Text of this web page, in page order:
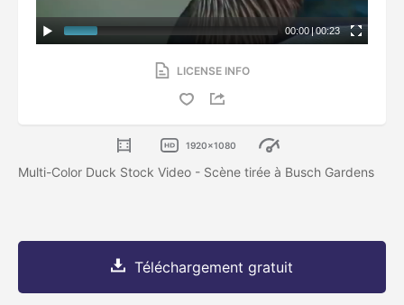
00:00 | 00:23
LICENSE INFO
1920x1080
Multi-Color Duck Stock Video - Scène tirée à Busch Gardens
Téléchargement gratuit